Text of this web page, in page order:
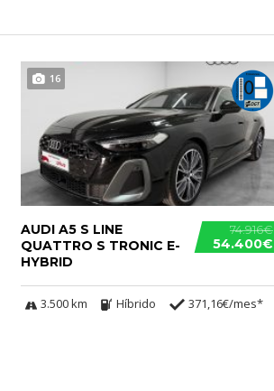
16
74.916€
54.400€
AUDI A5 S LINE
QUATTRO S TRONIC E-
HYBRID
3.500 km Híbrido 371,16€/mes*